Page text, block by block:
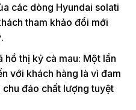
các dòng Hyundai solati
tham khảo đổi mới
hồ thị kỷ cà mau: Một lần
với khách hàng là vì đam
đáo chất lượng tuyệt